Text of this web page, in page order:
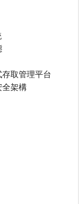
取管理平台
全架構